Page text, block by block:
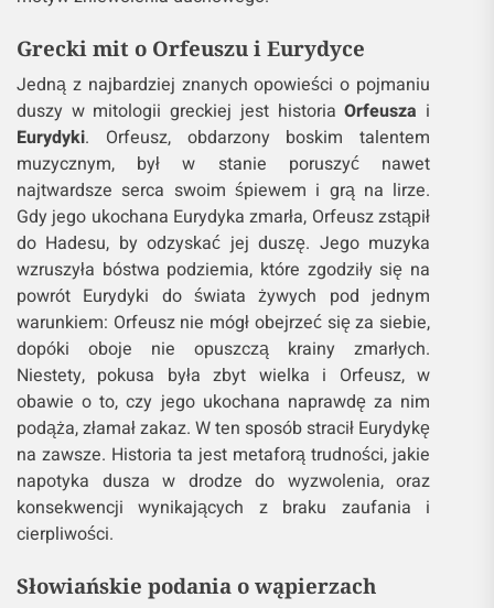
Grecki mit o Orfeuszu i Eurydyce
Jedną z najbardziej znanych opowieści o pojmaniu
duszy w mitologii greckiej jest historiaOrfeusza i
Eurydyki. Orfeusz, obdarzony boskim talentem
muzycznym, był w stanie poruszyć nawet
najtwardsze serca swoim śpiewem i grą na lirze.
Gdy jego ukochana Eurydyka zmarła, Orfeusz zstąpił
do Hadesu, by odzyskać jej duszę. Jego muzyka
wzruszyła bóstwa podziemia, które zgodziły się na
powrót Eurydyki do świata żywych pod jednym
warunkiem: Orfeusz nie mógł obejrzeć się za siebie,
dopóki oboje nie opuszczą krainy zmarłych.
Niestety, pokusa była zbyt wielka i Orfeusz, w
obawie o to, czy jego ukochana naprawdę za nim
podąża, złamał zakaz. W ten sposób stracił Eurydykę
na zawsze. Historia ta jest metaforą trudności, jakie
napotyka dusza w drodze do wyzwolenia, oraz
konsekwencji wynikających z braku zaufania i
cierpliwości.
Słowiańskie podania o wąpierzach